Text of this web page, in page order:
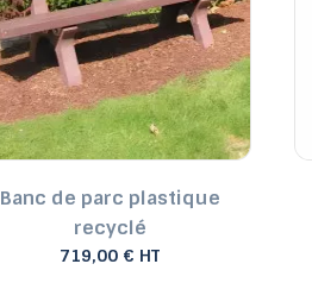
Banc de parc plastique
recyclé
719,00 € HT